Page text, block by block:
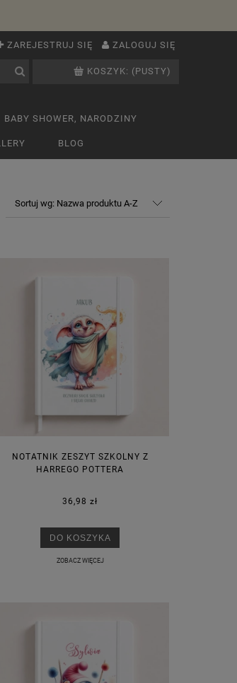
ZAREJESTRUJ SIĘ ZALOGUJ SIĘ
KOSZYK: (PUSTY)
BABY SHOWER, NARODZINY
BLOG
Sortuj wg: Nazwa produktu A-Z
NOTATNIK ZESZYT SZKOLNY Z
HARREGO POTTERA
36,98 zł
DO KOSZYKA
ZOBACZ WIĘCEJ